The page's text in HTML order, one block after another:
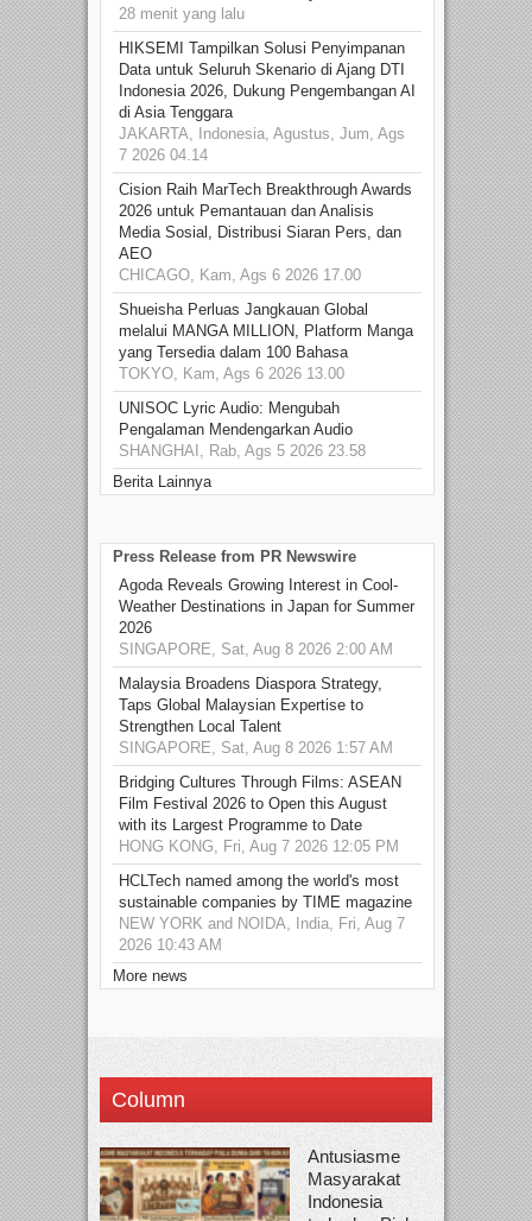
28 menit yang lalu
HIKSEMI Tampilkan Solusi Penyimpanan
Data untuk Seluruh Skenario di Ajang DTI
Indonesia 2026, Dukung Pengembangan AI
di Asia Tenggara
JAKARTA, Indonesia, Agustus, Jum, Ags
7 2026 04.14
Cision Raih MarTech Breakthrough Awards
2026 untuk Pemantauan dan Analisis
Media Sosial, Distribusi Siaran Pers, dan
AEO
CHICAGO, Kam, Ags 6 2026 17.00
Shueisha Perluas Jangkauan Global
melalui MANGA MILLION, Platform Manga
yang Tersedia dalam 100 Bahasa
TOKYO, Kam, Ags 6 2026 13.00
UNISOC Lyric Audio: Mengubah
Pengalaman Mendengarkan Audio
SHANGHAI, Rab, Ags 5 2026 23.58
Berita Lainnya
Press Release from PR Newswire
Agoda Reveals Growing Interest in Cool-
Weather Destinations in Japan for Summer
2026
SINGAPORE, Sat, Aug 8 2026 2:00 AM
Malaysia Broadens Diaspora Strategy,
Taps Global Malaysian Expertise to
Strengthen Local Talent
SINGAPORE, Sat, Aug 8 2026 1:57 AM
Bridging Cultures Through Films: ASEAN
Film Festival 2026 to Open this August
with its Largest Programme to Date
HONG KONG, Fri, Aug 7 2026 12:05 PM
HCLTech named among the world's most
sustainable companies by TIME magazine
NEW YORK and NOIDA, India, Fri, Aug 7
2026 10:43 AM
More news
Column
Antusiasme
Masyarakat
Indonesia